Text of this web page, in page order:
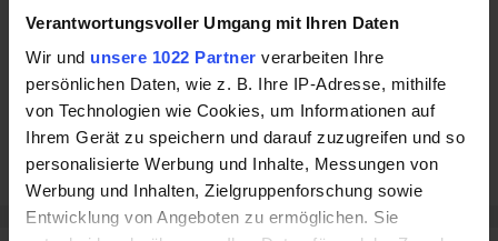
Verantwortungsvoller Umgang mit Ihren Daten
Wir und unsere 1022 Partner verarbeiten Ihre
persönlichen Daten, wie z. B. Ihre IP-Adresse, mithilfe
von Technologien wie Cookies, um Informationen auf
Ihrem Gerät zu speichern und darauf zuzugreifen und so
personalisierte Werbung und Inhalte, Messungen von
Werbung und Inhalten, Zielgruppenforschung sowie
Entwicklung von Angeboten zu ermöglichen. Sie
https://www.vexcash.com/
Fragen zum Blog, zum Inhalt oder für Kooperationen
bitte an:marketing@vexcash.com
Auskunft zu Kreditanfragen oder laufenden Krediten an:
info@vexcash.com